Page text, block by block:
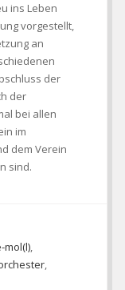
ins Leben
vorgestellt,
an
der
der
bei allen
im
dem Verein
sind.
mol(l),
,